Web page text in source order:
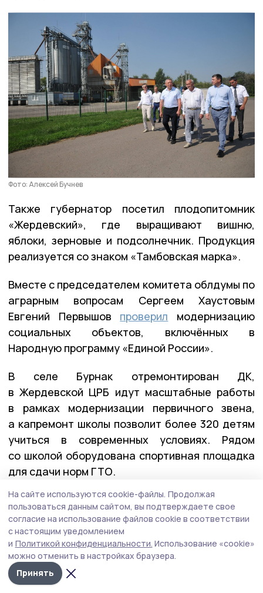
Фото: Алексей Бучнев
Также губернатор посетил плодопитомник
«Жердевский», где выращивают вишню,
яблоки, зерновые и подсолнечник. Продукция
реализуется со знаком «Тамбовская марка».
Вместе с председателем комитета облдумы по
аграрным вопросам Сергеем Хаустовым
Евгений Первышов проверил модернизацию
социальных объектов, включённых в
Народную программу «Единой России».
В селе Бурнак отремонтирован ДК,
в Жердевской ЦРБ идут масштабные работы
в рамках модернизации первичного звена,
а капремонт школы позволит более 320 детям
учиться в современных условиях. Рядом
со школой оборудована спортивная площадка
для сдачи норм ГТО.
На сайте используются cookie-файлы. Продолжая
пользоваться данным сайтом, вы подтверждаете свое
согласие на использование файлов cookie в соответствии
с настоящим уведомлением
и Политикой конфиденциальности. Использование «cookie»
можно отменить в настройках браузера.
Принять